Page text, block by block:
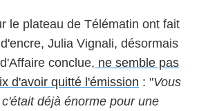
le plateau de Télématin ont fait
Julia Vignali, désormais
conclue, ne semble pas
d'avoir quitté l'émission : "Vous
déjà énorme pour une